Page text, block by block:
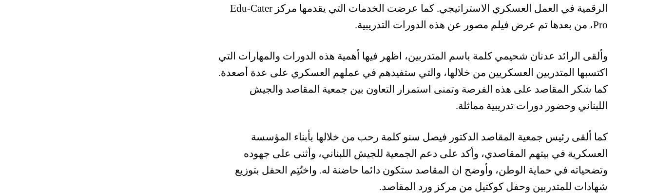
الرقمية في العمل العسكري الاستراتيجي. كما عرضت الخدمات التي يقدمها مركز Edu-Cater
Pro، من بعدها تم عرض فيلم مصور عن هذه الدورات التدريبية.
وألقى الرائد عدنان شحيمي كلمة باسم المتدربين، اظهر فيها أهمية هذه الدورات والمهارات التي
اكتسبها المتدربين العسكريين من خلالها، والتي ستفيدهم في عملهم العسكري على عدة أصعدة.
كما شكر المقاصد على هذه الفرصة وتمنى استمرار التعاون بين جمعية المقاصد والجيش
اللبناني وحضور دورات تدريبية مماثلة.
كما ألقى رئيس جمعية المقاصد الدكتور فيصل سنو كلمة رحب من خلالها بأبناء المؤسسة
العسكرية في بيتهم المقاصدي، وأكد على دعم الجمعية للجيش اللبناني، وأثنى على جهوده
وتضحياته في حماية الوطن، وأوضح ان المقاصد ستكون دائما حاضنة له. واختُتِم الحفل بتوزيع
شهادات للمتدربين وحفل كوكتيل من مركز ورد المقاصد.